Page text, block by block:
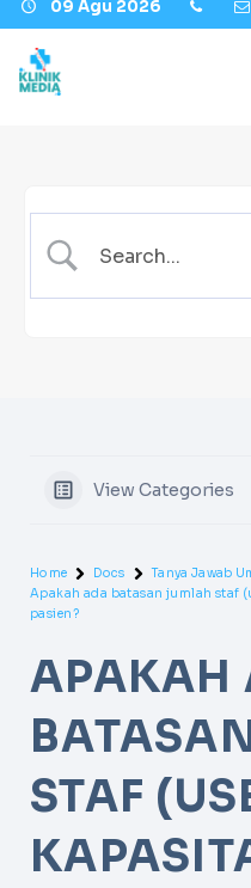
09 Agu 2026
Berita
Fitur
View Categories
Home Docs
Tanya Jawab
Apakah ada batasan jumlah staf
pasien?
APAKAH
STAF